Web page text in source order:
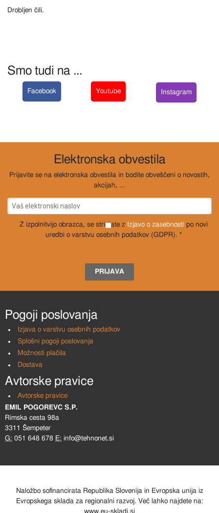
Smo tudi na ...
Facebook Youtube Instagram
Drobljen čili.
Elektronska obvestila
Prijavite se na elektronska obvestila in bodite obveščeni o novostih,
akcijah, ...
Z izpolnitvijo obrazca, se strinjate z Izjavo o zasebnosti po novi
uredbi o varstvu osebnih podatkov (GDPR). *
PRIJAVA
Pogoji poslovanja
Izjava o varstvu osebnih podatkov
Splošni pogoji poslovanja
Možnosti plačila
Dostava
Avtorske pravice
Avtorske pravice
EMIL POGOREVC S.P.
Rimska cesta 98a
3311 Šempeter
G: 051 648 678 E: info@tehnonet.si
Naložbo sofinancirata Republika Slovenija in Evropska unija iz
Evropskega sklada za regionalni razvoj. Več lahko najdete na:
www.eu-skladi.si